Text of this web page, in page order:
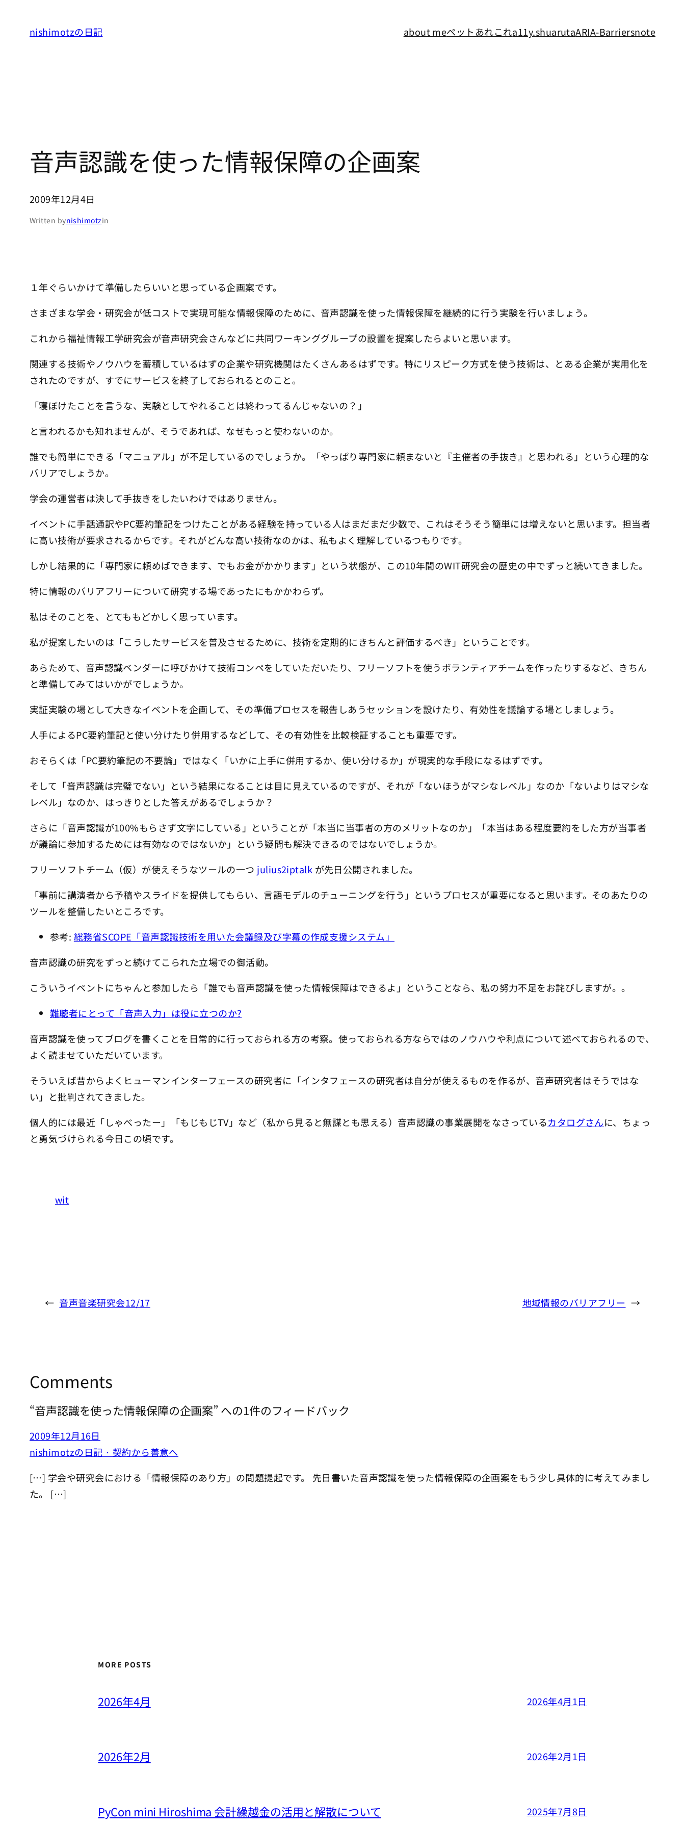
nishimotzの日記 about meペットあれこれa11y.shuarutaARIA-Barriersnote
音声認識を使った情報保障の企画案
2009年12月4日
Written bynishimotzin
１年ぐらいかけて準備したらいいと思っている企画案です。
さまざまな学会・研究会が低コストで実現可能な情報保障のために、音声認識を使った情報保障を継続的に行う実験を行いましょう。
これから福祉情報工学研究会が音声研究会さんなどに共同ワーキンググループの設置を提案したらよいと思います。
関連する技術やノウハウを蓄積しているはずの企業や研究機関はたくさんあるはずです。特にリスピーク方式を使う技術は、とある企業が実用化を
されたのですが、すでにサービスを終了しておられるとのこと。
「寝ぼけたことを言うな、実験としてやれることは終わってるんじゃないの？」
と言われるかも知れませんが、そうであれば、なぜもっと使わないのか。
誰でも簡単にできる「マニュアル」が不足しているのでしょうか。「やっぱり専門家に頼まないと『主催者の手抜き』と思われる」という心理的な
バリアでしょうか。
学会の運営者は決して手抜きをしたいわけではありません。
イベントに手話通訳やPC要約筆記をつけたことがある経験を持っている人はまだまだ少数で、これはそうそう簡単には増えないと思います。担当者
に高い技術が要求されるからです。それがどんな高い技術なのかは、私もよく理解しているつもりです。
しかし結果的に「専門家に頼めばできます、でもお金がかかります」という状態が、この10年間のWIT研究会の歴史の中でずっと続いてきました。
特に情報のバリアフリーについて研究する場であったにもかかわらず。
私はそのことを、とてももどかしく思っています。
私が提案したいのは「こうしたサービスを普及させるために、技術を定期的にきちんと評価するべき」ということです。
あらためて、音声認識ベンダーに呼びかけて技術コンペをしていただいたり、フリーソフトを使うボランティアチームを作ったりするなど、きちん
と準備してみてはいかがでしょうか。
実証実験の場として大きなイベントを企画して、その準備プロセスを報告しあうセッションを設けたり、有効性を議論する場としましょう。
人手によるPC要約筆記と使い分けたり併用するなどして、その有効性を比較検証することも重要です。
おそらくは「PC要約筆記の不要論」ではなく「いかに上手に併用するか、使い分けるか」が現実的な手段になるはずです。
そして「音声認識は完璧でない」という結果になることは目に見えているのですが、それが「ないほうがマシなレベル」なのか「ないよりはマシな
レベル」なのか、はっきりとした答えがあるでしょうか？
さらに「音声認識が100%もらさず文字にしている」ということが「本当に当事者の方のメリットなのか」「本当はある程度要約をした方が当事者
が議論に参加するためには有効なのではないか」という疑問も解決できるのではないでしょうか。
フリーソフトチーム（仮）が使えそうなツールの一つ julius2iptalk が先日公開されました。
「事前に講演者から予稿やスライドを提供してもらい、言語モデルのチューニングを行う」というプロセスが重要になると思います。そのあたりの
ツールを整備したいところです。
参考: 総務省SCOPE「音声認識技術を用いた会議録及び字幕の作成支援システム」
音声認識の研究をずっと続けてこられた立場での御活動。
こういうイベントにちゃんと参加したら「誰でも音声認識を使った情報保障はできるよ」ということなら、私の努力不足をお詫びしますが。。
難聴者にとって「音声入力」は役に立つのか?
音声認識を使ってブログを書くことを日常的に行っておられる方の考察。使っておられる方ならではのノウハウや利点について述べておられるので、
よく読ませていただいています。
そういえば昔からよくヒューマンインターフェースの研究者に「インタフェースの研究者は自分が使えるものを作るが、音声研究者はそうではな
い」と批判されてきました。
個人的には最近「しゃべったー」「もじもじTV」など（私から見ると無謀とも思える）音声認識の事業展開をなさっているカタログさんに、ちょっ
と勇気づけられる今日この頃です。
wit
← 音声音楽研究会12/17 地域情報のバリアフリー →
Comments
“音声認識を使った情報保障の企画案” への1件のフィードバック
2009年12月16日
nishimotzの日記 · 契約から善意へ
[…] 学会や研究会における「情報保障のあり方」の問題提起です。 先日書いた音声認識を使った情報保障の企画案をもう少し具体的に考えてみまし
た。 […]
MORE POSTS
2026年4月 2026年4月1日
2026年2月 2026年2月1日
PyCon mini Hiroshima 会計繰越金の活用と解散について 2025年7月8日